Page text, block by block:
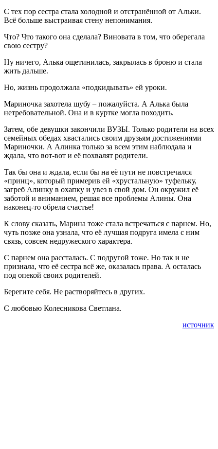
С тех пор сестра стала холодной и отстранённой от Альки.
Всё больше выстраивая стену непонимания.
Что? Что такого она сделала? Виновата в том, что оберегала
свою сестру?
Ну ничего, Алька ощетинилась, закрылась в броню и стала
жить дальше.
Но, жизнь продолжала «подкидывать» ей уроки.
Мариночка захотела шубу – пожалуйста. А Алька была
нетребовательной. Она и в куртке могла походить.
Затем, обе девушки закончили ВУЗЫ. Только родители на всех
семейных обедах хвастались своим друзьям достижениями
Мариночки. А Алинка только за всем этим наблюдала и
ждала, что вот-вот и её похвалят родители.
Так бы она и ждала, если бы на её пути не повстречался
«принц», который примерив ей «хрустальную» туфельку,
загреб Алинку в охапку и увез в свой дом. Он окружил её
заботой и вниманием, решая все проблемы Алины. Она
наконец-то обрела счастье!
К слову сказать, Марина тоже стала встречаться с парнем. Но,
чуть позже она узнала, что её лучшая подруга имела с ним
связь, совсем недружеского характера.
С парнем она рассталась. С подругой тоже. Но так и не
признала, что её сестра всё же, оказалась права. А осталась
под опекой своих родителей.
Берегите себя. Не растворяйтесь в других.
С любовью Колесникова Светлана.
источник